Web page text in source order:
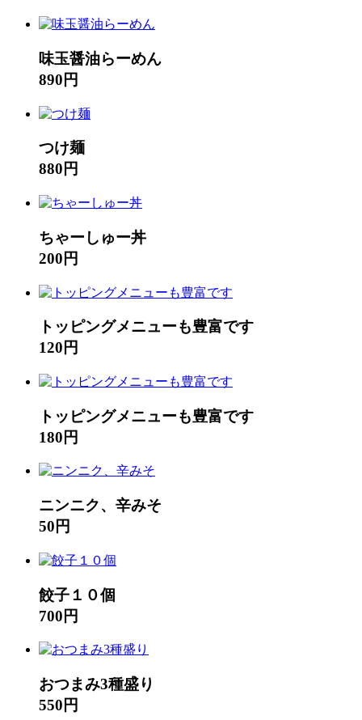
味玉醤油らーめん
890円
つけ麺
880円
ちゃーしゅー丼
200円
トッピングメニューも豊富です
120円
トッピングメニューも豊富です
180円
ニンニク、辛みそ
50円
餃子１０個
700円
おつまみ3種盛り
550円